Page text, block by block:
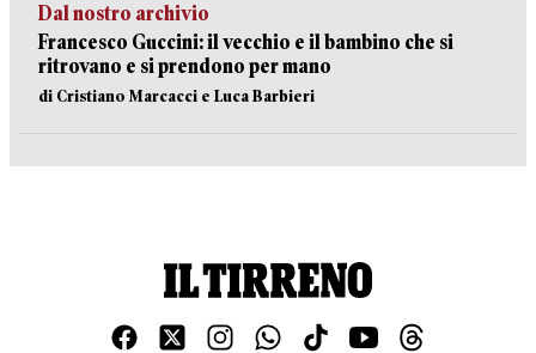
Dal nostro archivio
Francesco Guccini: il vecchio e il bambino che si
ritrovano e si prendono per mano
di Cristiano Marcacci e Luca Barbieri